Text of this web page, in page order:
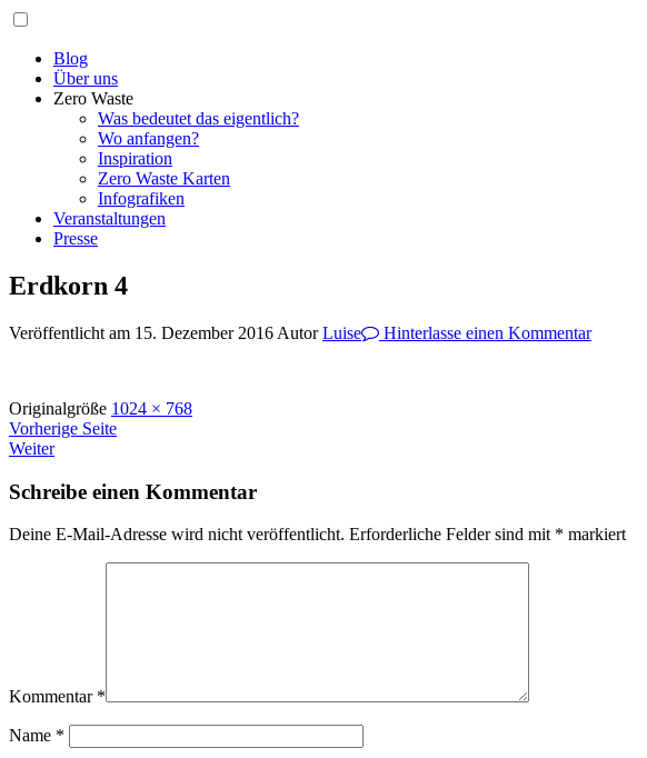
Zum
springen
Trashless
Society
Wir wollen zeigen, dass ein Zero Waste Lifestyle einfach und günstig sein kann und Spaß
Blog
Über uns
Zero Waste
Was bedeutet das eigentlich?
Wo anfangen?
Inspiration
Zero Waste Karten
Infografiken
Veranstaltungen
Presse
Erdkorn 4
Veröffentlicht am 15. Dezember 2016 AutorLuise Hinterlasse einen Kommentar
Originalgröße 1024 × 768
Navigation
Vorherige Seite
Weiter
Schreibe einen Kommentar
Deine E-Mail-Adresse wird nicht veröffentlicht. Erforderliche Felder sind mit * markiert
Kommentar *
Name *